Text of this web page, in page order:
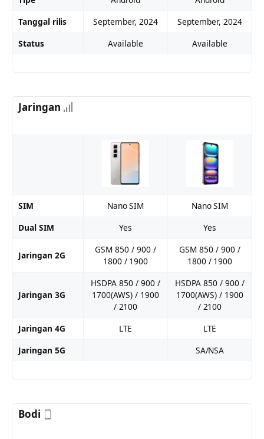
Tanggal rilis
September, 2024
September, 2024
Status
Available Available
Jaringan
SIM Nano SIM
Nano SIM
Dual SIM
Yes Yes
Jaringan 2G
GSM 850 / 900 /
1800 / 1900
GSM 850 / 900 /
1800 / 1900
Jaringan 3G
HSDPA 850 / 900 /
1700(AWS) / 1900
/ 2100
HSDPA 850 / 900 /
1700(AWS) / 1900
/ 2100
Jaringan 4G
LTE
LTE
Jaringan 5G
SA/NSA
Bodi